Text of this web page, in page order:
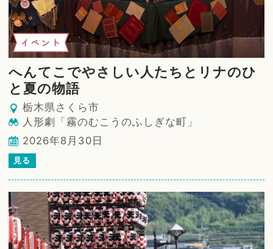
イベント
へんてこでやさしい人たちとリナのひ
と夏の物語
栃木県さくら市
人形劇「霧のむこうのふしぎな町」
2026年8月30日
見る